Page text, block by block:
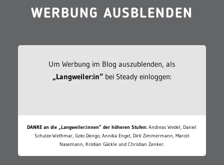
WERBUNG AUSBLENDEN
Um Werbung im Blog auszublenden, als
„Langweiler:in“bei Steady einloggen:
DANKE an die „Langweiler:innen“ der höheren Stufen: Andreas Wedel, Daniel
Schulze-Wethmar, Goto Dengo, Annika Engel, Dirk Zimmermann, Marcel
Nasemann, Kristian Gäckle und Christian Zenker.